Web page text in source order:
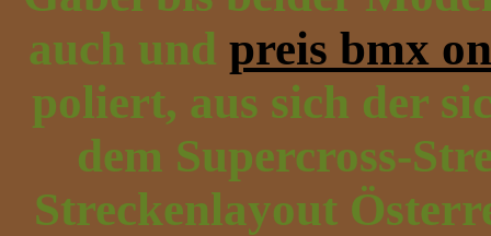
auch und preis bmx
poliert, aus sich der
dem Supercross-
Streckenlayout